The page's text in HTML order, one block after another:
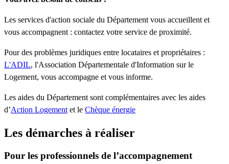
Les services d'action sociale du Département vous accueillent et
vous accompagnent : contactez votre service de proximité.
Pour des problèmes juridiques entre locataires et propriétaires :
L'ADIL, l'Association Départementale d'Information sur le
Logement, vous accompagne et vous informe.
Les aides du Département sont complémentaires avec les aides
d’Action Logement et le Chèque énergie
Les démarches à réaliser
Pour les professionnels de l’accompagnement